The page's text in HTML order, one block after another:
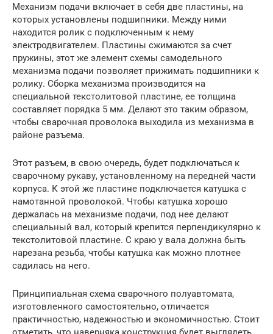
Механизм подачи включает в себя две пластины, на
которых установлены подшипники. Между ними
находится ролик с подключенным к нему
электродвигателем. Пластины сжимаются за счет
пружины, этот же элемент схемы самодельного
механизма подачи позволяет прижимать подшипники к
ролику. Сборка механизма производится на
специальной текстолитовой пластине, ее толщина
составляет порядка 5 мм. Делают это таким образом,
чтобы сварочная проволока выходила из механизма в
районе разъема.
Этот разъем, в свою очередь, будет подключаться к
сварочному рукаву, установленному на передней части
корпуса. К этой же пластине подключается катушка с
намотанной проволокой. Чтобы катушка хорошо
держалась на механизме подачи, под нее делают
специальный вал, который крепится перпендикулярно к
текстолитовой пластине. С краю у вала должна быть
нарезана резьба, чтобы катушка как можно плотнее
садилась на него.
Принципиальная схема сварочного полуавтомата,
изготовленного самостоятельно, отличается
практичностью, надежностью и экономичностью. Стоит